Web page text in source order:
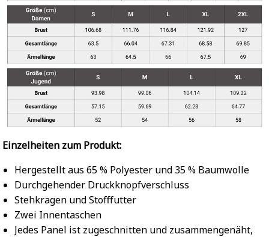
Einzelheiten zum Produkt:
Hergestellt aus 65 % Polyester und 35 % Baumwolle
Durchgehender Druckknopfverschluss
Stehkragen und Stofffutter
Zwei Innentaschen
Jedes Panel ist zugeschnitten und zusammengenäht,